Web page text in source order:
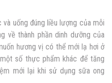
uống đúng liều lượng của mỗi
về thành phần dinh dưỡng của
hương vị có thể mới lạ hơi ở
số thực phẩm khác để tăng
mới lại khi sử dụng sữa ong